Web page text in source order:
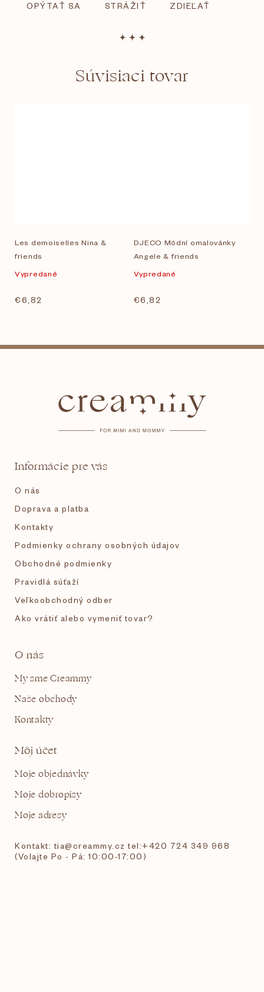
OPÝTAŤ SA STRÁŽIŤ ZDIEĽAŤ
Súvisiaci tovar
Les demoiselles Nina &
friends
Vypredané
€6,82
DJECO Módní omalovánky
Angele & friends
Vypredané
€6,82
Informácie pre vás
O nás
Doprava a platba
Kontakty
Podmienky ochrany osobných údajov
Obchodné podmienky
Pravidlá súťaží
Veľkoobchodný odber
Ako vrátiť alebo vymeniť tovar?
O nás
My sme Creammy
Naše obchody
Kontakty
Môj účet
Moje objednávky
Moje dobropisy
Moje adresy
Kontakt: tia@creammy.cz tel:+420 724 349 968
(Volajte Po - Pá: 10:00-17:00)